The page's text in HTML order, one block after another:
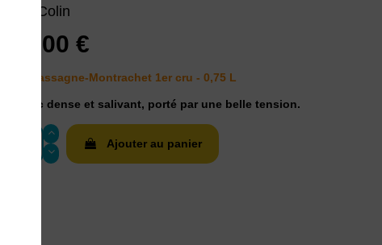
Bruno Colin
129,00 €
AOC Chassagne-Montrachet 1er cru - 0,75 L
Un blanc dense et salivant, porté par une belle tension.
Ajouter au panier